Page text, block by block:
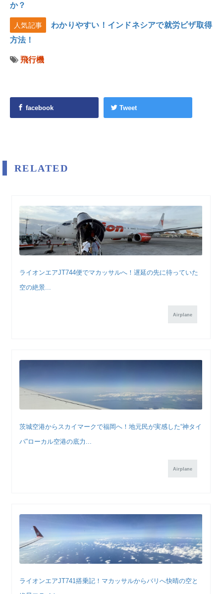
か？
人気記事
わかりやすい！インドネシアで就労ビザ取得
方法！
飛行機
facebook Tweet
RELATED
ライオンエアJT744便でマカッサルへ！遅延の先に待っていた
空の絶景...
Airplane
茨城空港からスカイマークで福岡へ！地元民が実感した“神タイ
パ”ローカル空港の底力...
Airplane
ライオンエアJT741搭乗記！マカッサルからバリへ快晴の空と